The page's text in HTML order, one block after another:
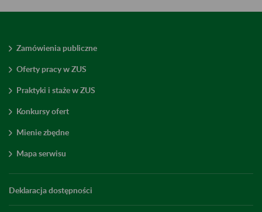
Zamówienia publiczne
Oferty pracy w ZUS
Praktyki i staże w ZUS
Konkursy ofert
Mienie zbędne
Mapa serwisu
Deklaracja dostępności